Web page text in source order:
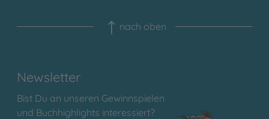
nach oben
Newsletter
Bist Du an unseren Gewinnspielen
und Buchhighlights interessiert?